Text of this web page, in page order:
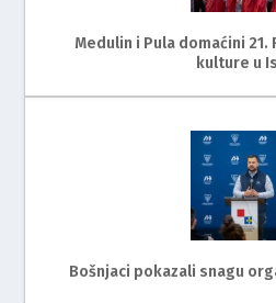
Medulin i Pula domaćini
kulture u
Bošnjaci pokazali snagu